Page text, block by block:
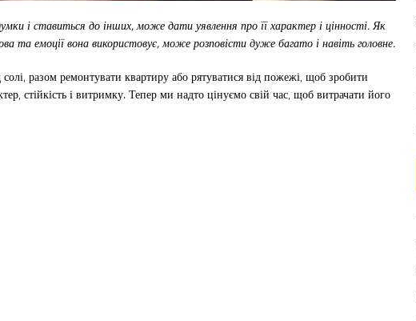
і ставиться до інших, може дати уявлення про її характер і цінності. Як
та емоції вона використовує, може розповісти дуже багато і навіть головне.
разом ремонтувати квартиру або рятуватися від пожежі, щоб зробити
стійкість і витримку. Тепер ми надто цінуємо свій час, щоб витрачати його